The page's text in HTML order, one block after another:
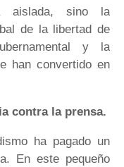
aislada, sino la
de la libertad de
y la
han convertido en
contra la prensa.
ha pagado un
En este pequeño